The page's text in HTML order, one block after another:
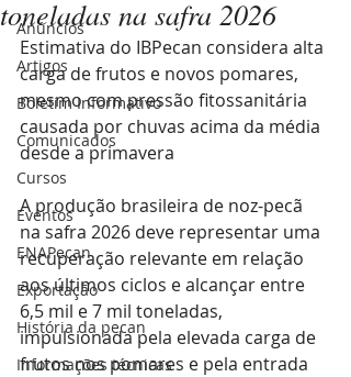
Anúncios
Artigos
Boletim Informativo
Comunicados
Cursos
Eventos
ENAPecan
Exportação
História da pecan
Informações técnicas
toneladas na safra 2026
Estimativa do IBPecan considera alta
carga de frutos e novos pomares,
mesmo com pressão fitossanitária
causada por chuvas acima da média
desde a primavera
A produção brasileira de noz-pecã
na safra 2026 deve representar uma
recuperação relevante em relação
aos últimos ciclos e alcançar entre
6,5 mil e 7 mil toneladas,
impulsionada pela elevada carga de
frutos nos pomares e pela entrada